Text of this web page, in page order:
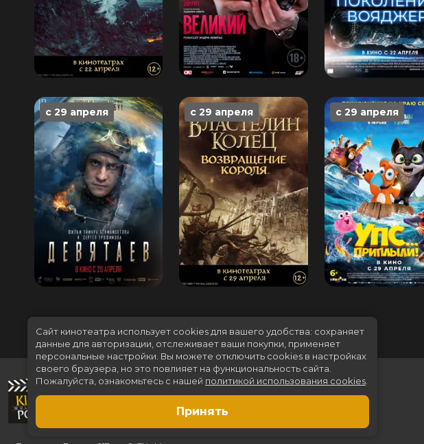
с 29 апреля с 29 апреля с 29 апреля
Сайт кинотеатра использует cookies для вашего удобства: сохраняет
данные для авторизации, отслеживает ваши покупки, применяет
персональные настройки. Вы можете отключить cookies в настройках
своего браузера, но это повлияет на функциональность сайта.
Пожалуйста, ознакомьтесь с нашей политикой использования cookies
Принять